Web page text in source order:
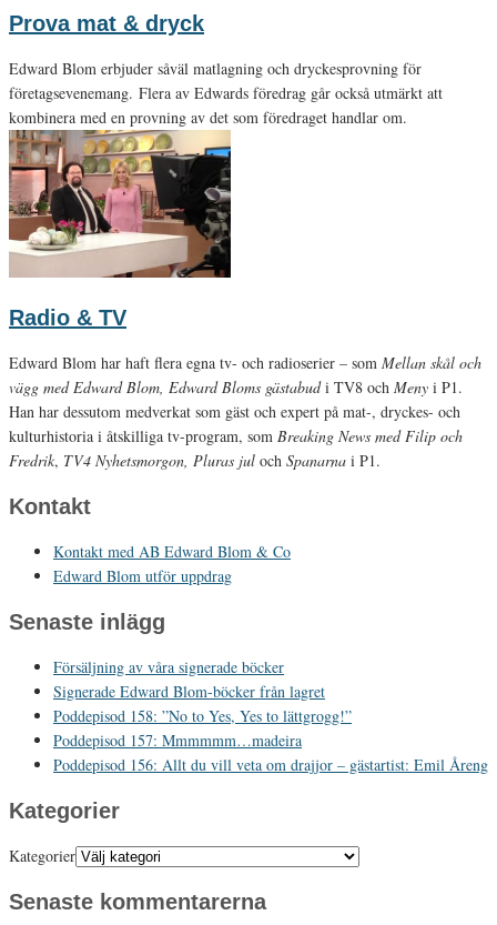
Prova mat & dryck
Edward Blom erbjuder såväl matlagning och dryckesprovning för
företagsevenemang. Flera av Edwards föredrag går också utmärkt att
kombinera med en provning av det som föredraget handlar om.
Radio & TV
Edward Blom har haft flera egna tv- och radioserier – som Mellan skål och
vägg med Edward Blom, Edward Bloms gästabudi TV8 och Meny i P1.
Han har dessutom medverkat som gäst och expert på mat-, dryckes- och
kulturhistoria i åtskilliga tv-program, som Breaking News med Filip och
Fredrik, TV4 Nyhetsmorgon, Pluras jul och Spanarna i P1.
Kontakt
Kontakt med AB Edward Blom & Co
Edward Blom utför uppdrag
Senaste inlägg
Försäljning av våra signerade böcker
Signerade Edward Blom-böcker från lagret
Poddepisod 158: ”No to Yes, Yes to lättgrogg!”
Poddepisod 157: Mmmmmm…madeira
Poddepisod 156: Allt du vill veta om drajjor – gästartist: Emil Åreng
Kategorier
Kategorier
Senaste kommentarerna